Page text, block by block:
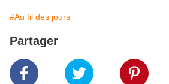
#Au fil des jours
Partager